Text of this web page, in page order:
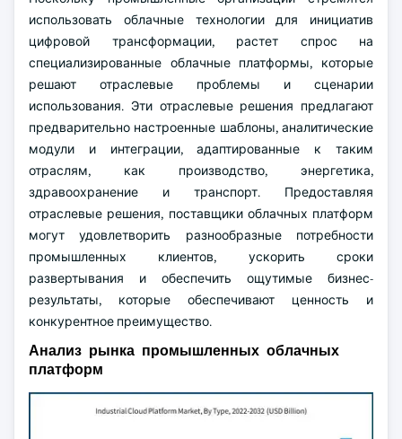
использовать облачные технологии для инициатив
цифровой трансформации, растет спрос на
специализированные облачные платформы, которые
решают отраслевые проблемы и сценарии
использования. Эти отраслевые решения предлагают
предварительно настроенные шаблоны, аналитические
модули и интеграции, адаптированные к таким
отраслям, как производство, энергетика,
здравоохранение и транспорт. Предоставляя
отраслевые решения, поставщики облачных платформ
могут удовлетворить разнообразные потребности
промышленных клиентов, ускорить сроки
развертывания и обеспечить ощутимые бизнес-
результаты, которые обеспечивают ценность и
конкурентное преимущество.
Анализ рынка промышленных облачных
платформ